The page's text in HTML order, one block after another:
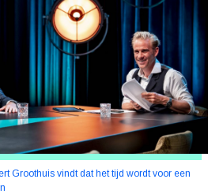
Groothuis vindt dat het tijd wordt voor een